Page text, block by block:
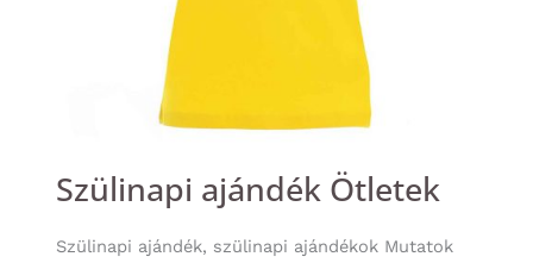
Szülinapi ajándék Ötletek
Szülinapi ajándék, szülinapi ajándékok Mutatok